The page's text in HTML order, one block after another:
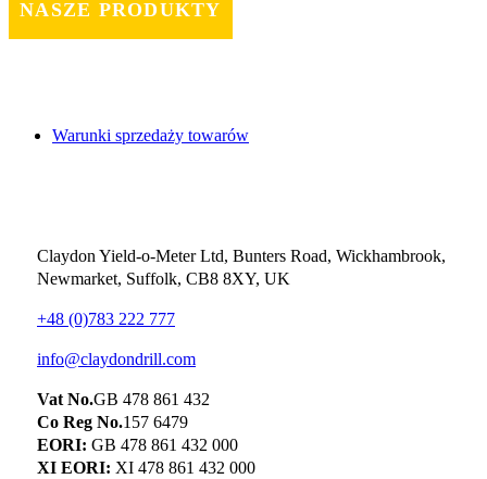
NASZE PRODUKTY
Warunki sprzedaży towarów
Claydon Yield-o-Meter Ltd, Bunters Road, Wickhambrook,
Newmarket, Suffolk, CB8 8XY, UK
+48 (0)783 222 777
info@claydondrill.com
Vat No.GB 478 861 432
Co Reg No.157 6479
EORI: GB 478 861 432 000
XI EORI: XI 478 861 432 000